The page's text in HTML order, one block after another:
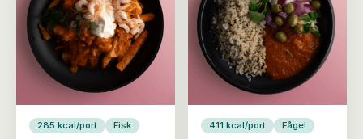
285 kcal/port Fisk 411 kcal/port Fågel